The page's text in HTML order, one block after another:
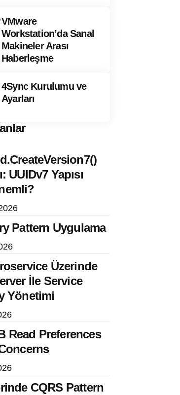
VMware
Workstation’da Sanal
Makineler Arası
Haberleşme
4Sync Kurulumu ve
Ayarları
UUIDv7 Yapısı
Pattern Uygulama
Üzerinde
İle Service
Yönetimi
Read Preferences
CQRS Pattern